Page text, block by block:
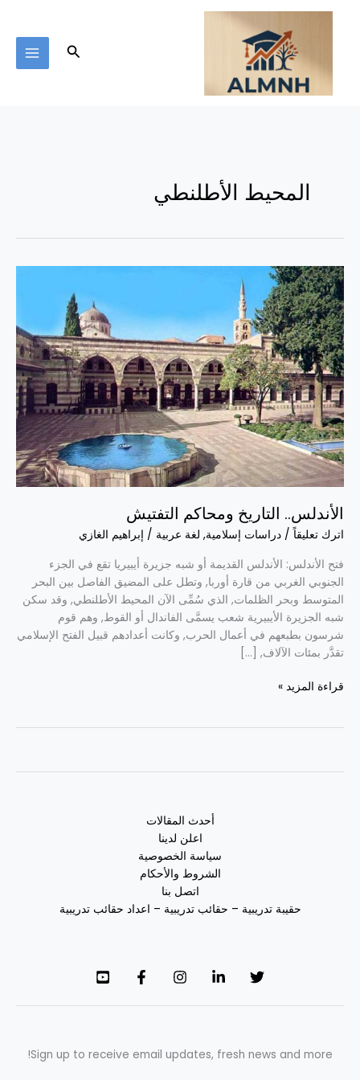
تخطي
البحث
المحيط الأطلنطي
الأندلس.. التاريخ ومحاكم التفتيش
اترك تعليقاً / دراسات إسلامية, لغة عربية / إبراهيم الغازي
فتح الأندلس: الأندلس القديمة أو شبه جزيرة أيبيريا تقع في الجزء
الجنوبي الغربي من قارة أوربا, وتطل على المضيق الفاصل بين البحر
المتوسط وبحر الظلمات, الذي سُمِّى الآن المحيط الأطلنطي, وقد سكن
شبه الجزيرة الأيبيرية شعب يسمَّى الفاندال أو القوط, وهم قوم
شرسون بطبعهم في أعمال الحرب, وكانت أعدادهم قبيل الفتح الإسلامي
تقدَّر بمئات الآلاف, […]
الأندلس..
التاريخ
ومحاكم
التفتيش
قراءة المزيد »
أحدث المقالات
اعلن لدينا
سياسة الخصوصية
الشروط والأحكام
اتصل بنا
حقيبة تدريبية – حقائب تدريبية – اعداد حقائب تدريبية
Sign up to receive email updates, fresh news and more!